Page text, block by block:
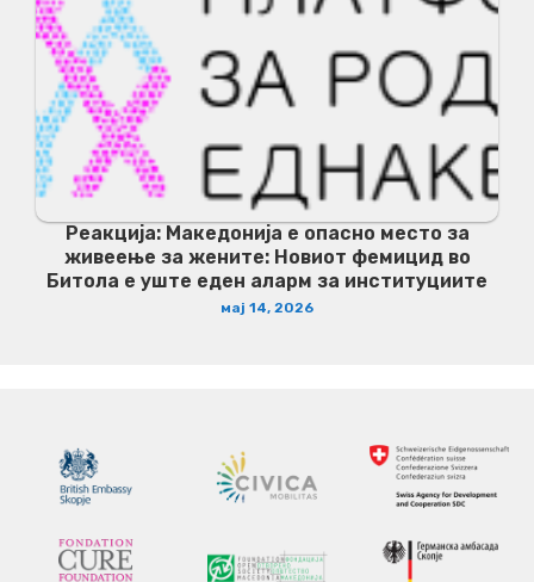
Реакција: Македонија е опасно место за
живеење за жените: Новиот фемицид во
Битола е уште еден аларм за институциите
мај 14, 2026